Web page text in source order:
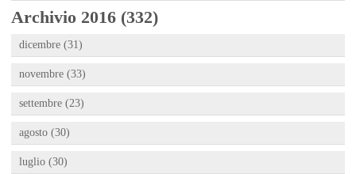
Archivio 2016 (332)
dicembre (31)
novembre (33)
settembre (23)
agosto (30)
luglio (30)